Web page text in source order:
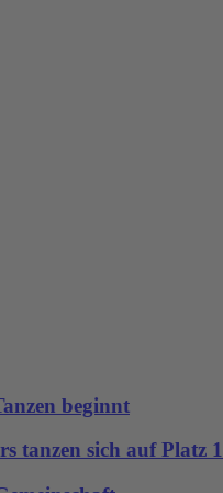
beginnt
tanzen sich auf Platz 1